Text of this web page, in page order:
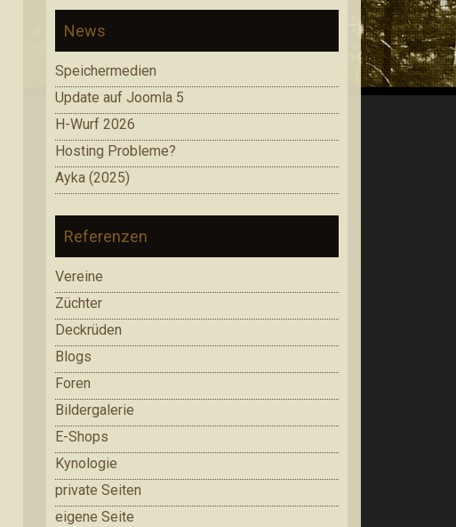
News
Speichermedien
Update auf Joomla 5
H-Wurf 2026
Hosting Probleme?
Ayka (2025)
Referenzen
Vereine
Züchter
Deckrüden
Blogs
Foren
Bildergalerie
E-Shops
Kynologie
private Seiten
eigene Seite